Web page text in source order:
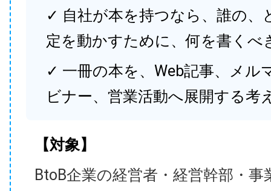
✓ 自社が本を持つなら、誰の、
定を動かすために、何を書くべ
✓ 一冊の本を、Web記事、メル
ビナー、営業活動へ展開する考
【対象】
BtoB企業の経営者・経営幹部・事